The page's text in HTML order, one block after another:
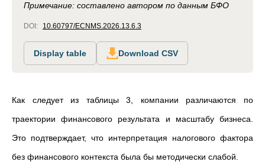
Примечание: составлено автором по данным БФО
DOI: 10.60797/ECNMS.2026.13.6.3
Display table Download CSV
Как следует из таблицы 3, компании различаются по
траектории финансового результата и масштабу бизнеса.
Это подтверждает, что интерпретация налогового фактора
без финансового контекста была бы методически слабой.